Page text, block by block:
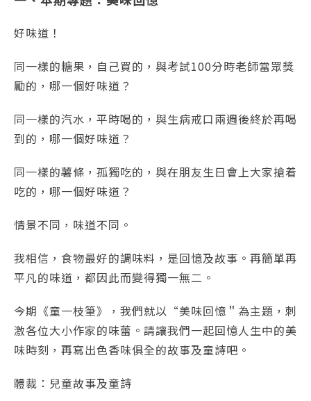
好味道！
同一樣的糖果，自己買的，與考試100分時老師當眾獎
勵的，哪一個好味道？
同一樣的汽水，平時喝的，與生病戒口兩週後終於再喝
到的，哪一個好味道？
同一樣的薯條，孤獨吃的，與在朋友生日會上大家搶着
吃的，哪一個好味道？
情景不同，味道不同。
我相信，食物最好的調味料，是回憶及故事。再簡單再
平凡的味道，都因此而變得獨一無二。
今期《童一枝筆》，我們就以“美味回憶＂為主題，刺
激各位大小作家的味蕾。請讓我們一起回憶人生中的美
味時刻，再寫出色香味俱全的故事及童詩吧。
體裁：兒童故事及童詩